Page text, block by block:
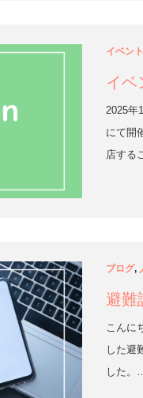
イベン
イベ
2025年
にて開
店する
ブログ,
避難
こんに
した避
した。